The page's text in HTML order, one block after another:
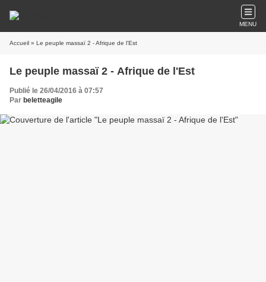
MENU
Accueil » Le peuple massaï 2 - Afrique de l'Est
Le peuple massaï 2 - Afrique de l'Est
Publié le 26/04/2016 à 07:57
Par beletteagile